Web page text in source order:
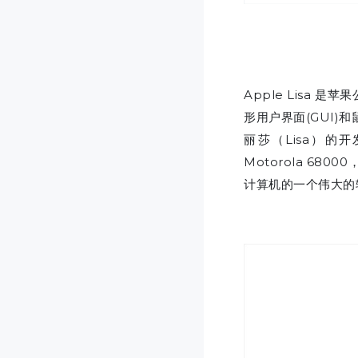
Apple Lisa 是苹果
形用户界面(GUI)和
丽莎（Lisa）的开
Motorola 68000，
计算机的一个伟大